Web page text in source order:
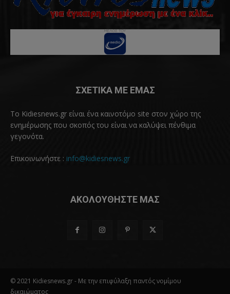
ΣΧΕΤΙΚΑ ΜΕ ΕΜΑΣ
Το Kidiesnews.gr είναι ένα καινοτόμο site στον χώρο της
ενημέρωσης που σκοπός του είναι να καλύψει πένθιμα
γεγονότα.
Επικοινωνήστε : info@kidiesnews.gr
ΑΚΟΛΟΥΘΗΣΤΕ ΜΑΣ
© 2021 Kidiesnews.gr - Με την επιφύλαξη παντός νομίμου
δικαιώματος